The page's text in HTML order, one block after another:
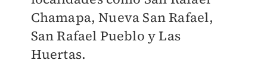
Chamapa, Nueva San Rafael,
San Rafael Pueblo y Las
Huertas.